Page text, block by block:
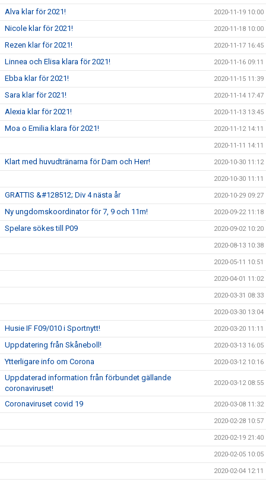
Alva klar för 2021! 2020-11-19 10:00
Nicole klar för 2021! 2020-11-18 10:00
Rezen klar för 2021! 2020-11-17 16:45
Linnea och Elisa klara för 2021! 2020-11-16 09:11
Ebba klar för 2021! 2020-11-15 11:39
Sara klar för 2021! 2020-11-14 17:47
Alexia klar för 2021! 2020-11-13 13:45
Moa o Emilia klara för 2021! 2020-11-12 14:11
2020-11-11 14:11
Klart med huvudtränarna för Dam och Herr! 2020-10-30 11:12
2020-10-30 11:11
GRATTIS &#128512; Div 4 nästa år 2020-10-29 09:27
Ny ungdomskoordinator för 7, 9 och 11m! 2020-09-22 11:18
Spelare sökes till P09 2020-09-02 10:20
2020-08-13 10:38
2020-05-11 10:51
2020-04-01 11:02
2020-03-31 08:33
2020-03-30 13:04
Husie IF F09/010 i Sportnytt! 2020-03-20 11:11
Uppdatering från Skåneboll! 2020-03-13 16:05
Ytterligare info om Corona 2020-03-12 10:16
Uppdaterad information från förbundet gällande
coronaviruset!
2020-03-12 08:55
Coronaviruset covid 19 2020-03-08 11:32
2020-02-28 10:57
2020-02-19 21:40
2020-02-05 10:05
2020-02-04 12:11